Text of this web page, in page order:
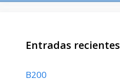
Entradas recientes
B200